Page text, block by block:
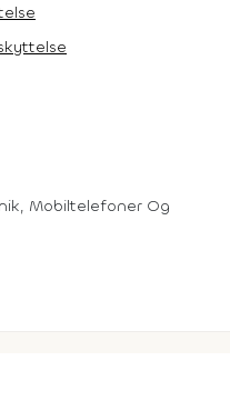
Mobiltelefoner Og